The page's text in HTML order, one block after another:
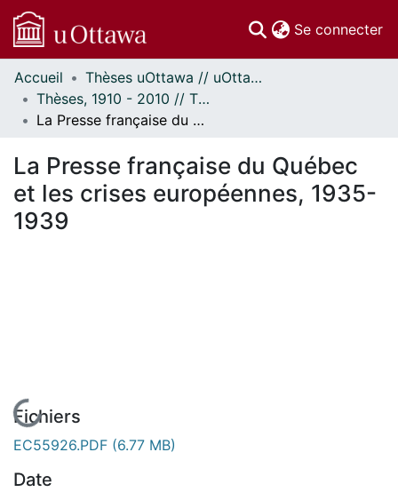
Se connecter
Communautés
et collections
Parcourir
À propos
Accueil
Thèses uOttawa // uOttawa Theses
Thèses, 1910 - 2010 // Theses, 1910 - 2010
La Presse française du Québec et les crises européennes, 1935-1939
La Presse française du Québec
et les crises européennes, 1935-
1939
En cours de chargement...
Fichiers
EC55926.PDF (6.77 MB)
Date